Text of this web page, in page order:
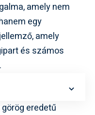
amely nem
egy
amely
és számos
eredetű